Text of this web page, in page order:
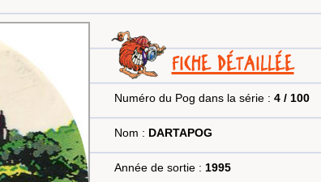
FICHE DÉTAILLÉE
Numéro du Pog dans la série : 4 / 100
Nom : DARTAPOG
Année de sortie : 1995